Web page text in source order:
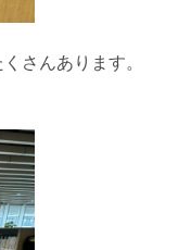
さんあります。